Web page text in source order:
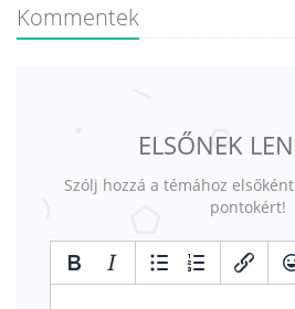
Kommentek
ELSŐNEK
Szólj hozzá a témához
pontokért!